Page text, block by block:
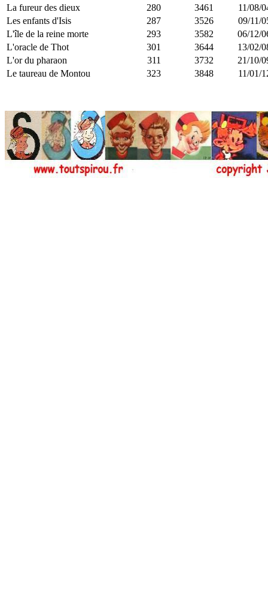
La fureur des dieux
280 3461
11/08/
Les enfants d'Isis
287 3526
09/11/
L'île de la reine morte
293 3582
06/12/
L'oracle de Thot
301 3644
13/02/
L'or du pharaon
311 3732
21/10/
Le taureau de Montou
323 3848 11/01/